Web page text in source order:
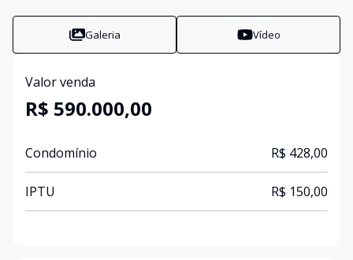
Galeria Vídeo
Valor venda
R$ 590.000,00
Condomínio R$ 428,00
IPTU R$ 150,00